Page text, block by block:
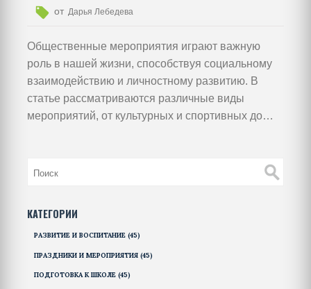
от Дарья Лебедева
Общественные мероприятия играют важную
роль в нашей жизни, способствуя социальному
взаимодействию и личностному развитию. В
статье рассматриваются различные виды
мероприятий, от культурных и спортивных до
цели, что делает их неотъемлемой частью
КАТЕГОРИИ
РАЗВИТИЕ И ВОСПИТАНИЕ (45)
ПРАЗДНИКИ И МЕРОПРИЯТИЯ (45)
ПОДГОТОВКА К ШКОЛЕ (45)